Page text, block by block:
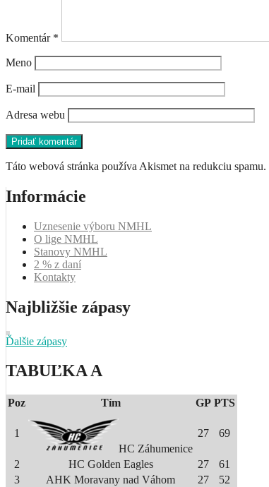
Komentár *
Meno
E-mail
Adresa webu
Táto webová stránka používa Akismet na redukciu spamu.
Informácie
Uznesenie výboru NMHL
O lige NMHL
Stanovy NMHL
2 % z daní
Kontakty
Najbližšie zápasy
Ďalšie zápasy
TABUĽKA A
Poz Tím GP PTS
1
HC Záhumenice
27 69
2 HC Golden Eagles 27
61
3
AHK Moravany nad Váhom 27
52